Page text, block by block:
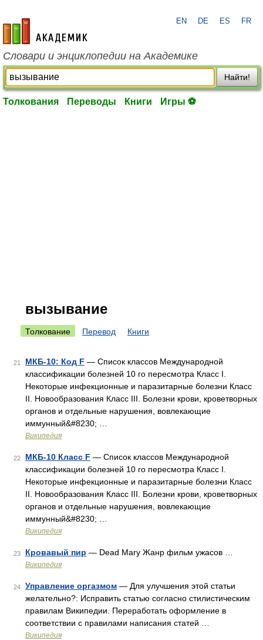
academic.ru
EN DE ES FR
Словари и энциклопедии на Академике
Найти!
Толкования Переводы Книги Игры ⚽
вызывание
Толкование Перевод Книги
21 МКБ-10: Код F — Список классов Международной
классификации болезней 10 го пересмотра Класс I.
Некоторые инфекционные и паразитарные болезни Класс
II. Новообразования Класс III. Болезни крови, кроветворных
органов и отдельные нарушения, вовлекающие
иммунный&#8230; …
Википедия
22 МКБ-10 Класс F — Список классов Международной
классификации болезней 10 го пересмотра Класс I.
Некоторые инфекционные и паразитарные болезни Класс
II. Новообразования Класс III. Болезни крови, кроветворных
органов и отдельные нарушения, вовлекающие
иммунный&#8230; …
Википедия
23 Кровавый пир — Dead Mary Жанр фильм ужасов …
Википедия
24 Управление оргазмом — Для улучшения этой статьи
желательно?: Исправить статью согласно стилистическим
правилам Википедии. Переработать оформление в
соответствии с правилами написания статей …
Википедия